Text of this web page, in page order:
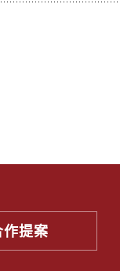
作提案